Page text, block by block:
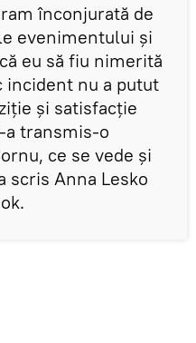
înconjurată de
evenimentului şi
eu să fiu nimerită
incident nu a putut
şi satisfacţie
a transmis-o
ce se vede şi
scris Anna Lesko